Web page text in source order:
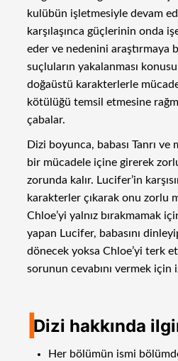
kulübün işletmesiyle devam
karşılaşınca güçlerinin onda
eder ve nedenini araştırmaya
suçluların yakalanması
doğaüstü karakterlerle
kötülüğü temsil etmesine
çabalar.
Dizi boyunca, babası Tanrı ve
bir mücadele içine girerek
zorunda kalır. Lucifer’in
karakterler çıkarak onu zorlu
Chloe’yi yalnız bırakmamak
yapan Lucifer, babasını
dönecek yoksa Chloe’yi terk
sorunun cevabını vermek için
IDizi hakkında
Her bölümün ismi